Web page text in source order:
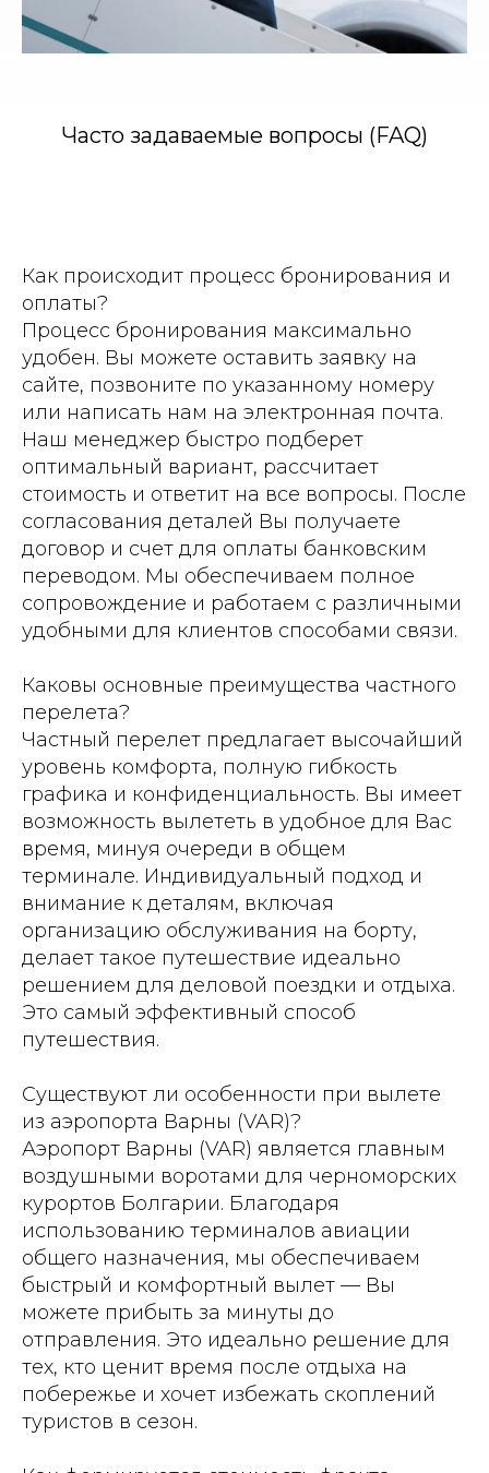
Часто задаваемые вопросы (FAQ)
Как происходит процесс бронирования и
оплаты?
Процесс бронирования максимально
удобен. Вы можете оставить заявку на
сайте, позвоните по указанному номеру
или написать нам на электронная почта.
Наш менеджер быстро подберет
оптимальный вариант, рассчитает
стоимость и ответит на все вопросы. После
согласования деталей Вы получаете
договор и счет для оплаты банковским
переводом. Мы обеспечиваем полное
сопровождение и работаем с различными
удобными для клиентов способами связи.
Каковы основные преимущества частного
перелета?
Частный перелет предлагает высочайший
уровень комфорта, полную гибкость
графика и конфиденциальность. Вы имеет
возможность вылететь в удобное для Вас
время, минуя очереди в общем
терминале. Индивидуальный подход и
внимание к деталям, включая
организацию обслуживания на борту,
делает такое путешествие идеально
решением для деловой поездки и отдыха.
Это самый эффективный способ
путешествия.
Существуют ли особенности при вылете
из аэропорта Варны (VAR)?
Аэропорт Варны (VAR) является главным
воздушными воротами для черноморских
курортов Болгарии. Благодаря
использованию терминалов авиации
общего назначения, мы обеспечиваем
быстрый и комфортный вылет — Вы
можете прибыть за минуты до
отправления. Это идеально решение для
тех, кто ценит время после отдыха на
побережье и хочет избежать скоплений
туристов в сезон.